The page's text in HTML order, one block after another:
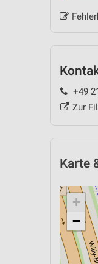
+49
Zur
Karte
+
−